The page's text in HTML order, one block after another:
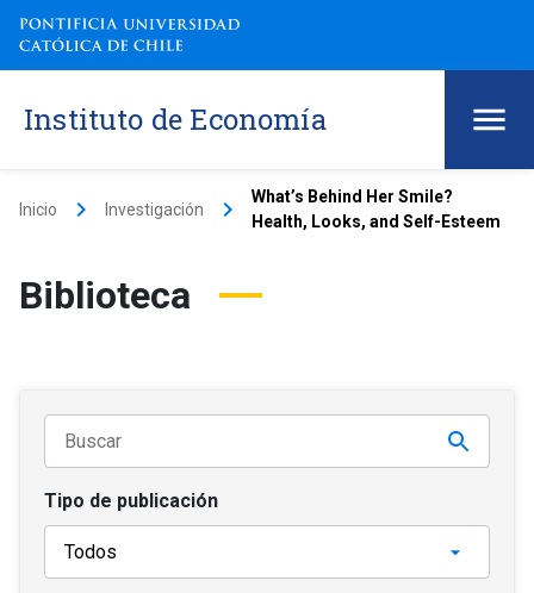
Instituto de Economía
Inicio keyboard_arrow_right Investigación keyboard_arrow_right
What’s Behind Her Smile?
Health, Looks, and Self-Esteem
Biblioteca
Tipo de publicación